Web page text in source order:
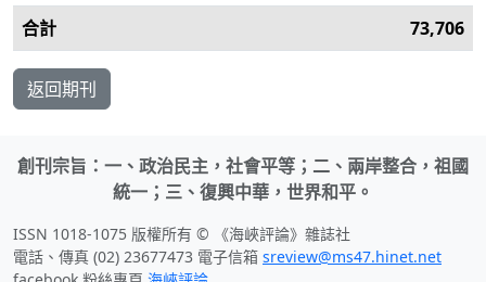
合計
73,706
返回期刊
創刊宗旨：一、政治民主，社會平等；二、兩岸整合，祖國
統一；三、復興中華，世界和平。
ISSN 1018-1075 版權所有 © 《海峽評論》雜誌社
電話、傳真 (02) 23677473 電子信箱 sreview@ms47.hinet.net